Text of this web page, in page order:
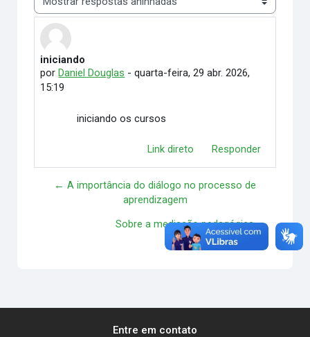
Modo de visualização
iniciando
por Daniel Douglas -quarta-feira, 29 abr. 2026,
15:19
Número de respostas: 0
iniciando os cursos
Link direto Responder
← A importância do diálogo no processo de
aprendizagem
Sobre a mediação pedagógica →
Entre em contato